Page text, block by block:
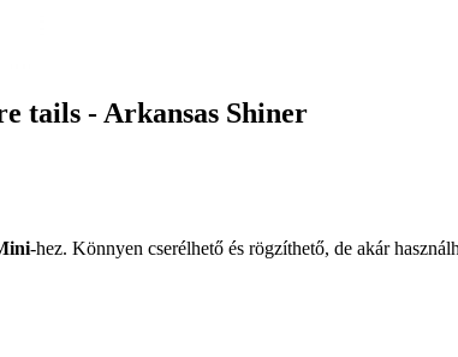
tails - Arkansas Shiner
-hez. Könnyen cserélhető és rögzíthető, de akár